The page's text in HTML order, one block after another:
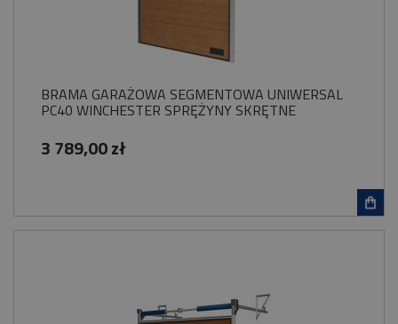
BRAMA GARAŻOWA SEGMENTOWA UNIWERSAL
PC40 WINCHESTER SPRĘŻYNY SKRĘTNE
3 789,00 zł